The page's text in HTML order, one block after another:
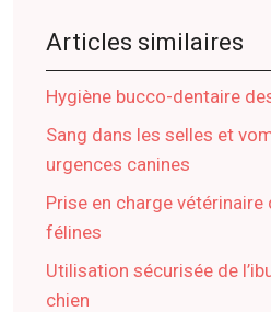
Articles similaires
Hygiène bucco-dentaire
Sang dans les selles et
urgences canines
Prise en charge
félines
Utilisation sécurisée de
chien